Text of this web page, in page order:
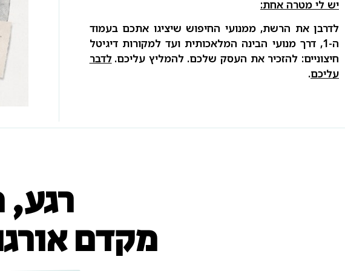
יש לי מטרה אחת:
לדרבן את הרשת, ממנועי החיפוש שיציגו אתכם בעמוד
ה-1, דרך מנועי הבינה המלאכותית ועד למקורות דיגיטל
חיצוניים: להזכיר את העסק שלכם. להמליץ עליכם.לדבר
עליכם.
מקדם